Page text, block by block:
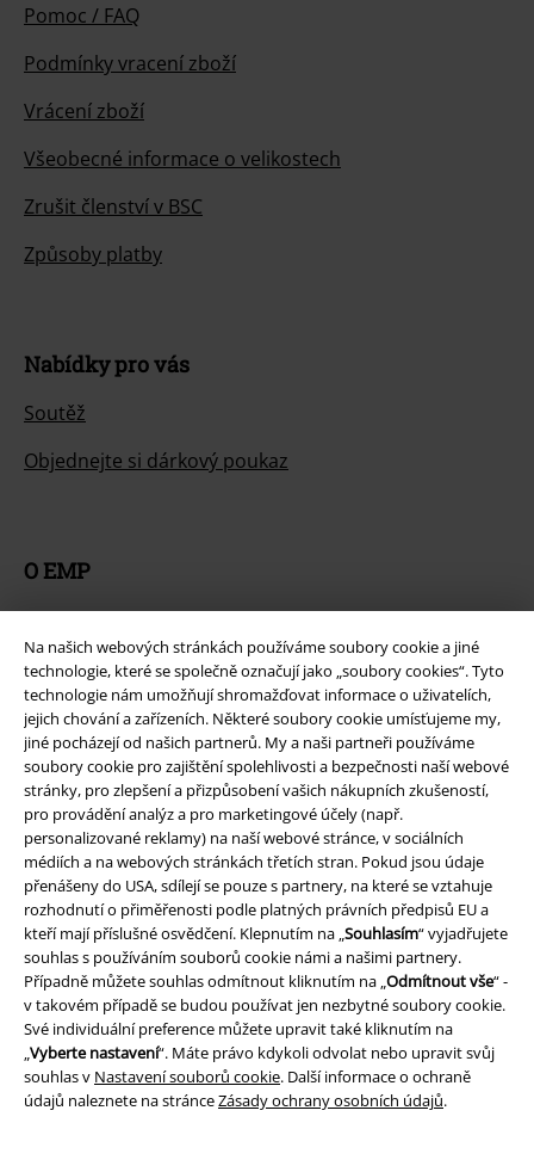
Na našich webových stránkách používáme soubory cookie a jiné
technologie, které se společně označují jako „soubory cookies“. Tyto
technologie nám umožňují shromažďovat informace o uživatelích,
jejich chování a zařízeních. Některé soubory cookie umísťujeme my,
jiné pocházejí od našich partnerů. My a naši partneři používáme
soubory cookie pro zajištění spolehlivosti a bezpečnosti naší webové
stránky, pro zlepšení a přizpůsobení vašich nákupních zkušeností,
pro provádění analýz a pro marketingové účely (např.
personalizované reklamy) na naší webové stránce, v sociálních
médiích a na webových stránkách třetích stran. Pokud jsou údaje
přenášeny do USA, sdílejí se pouze s partnery, na které se vztahuje
rozhodnutí o přiměřenosti podle platných právních předpisů EU a
kteří mají příslušné osvědčení. Klepnutím na „Souhlasím“ vyjadřujete
souhlas s používáním souborů cookie námi a našimi partnery.
Případně můžete souhlas odmítnout kliknutím na „Odmítnout vše“ -
v takovém případě se budou používat jen nezbytné soubory cookie.
Své individuální preference můžete upravit také kliknutím na
„Vyberte nastavení“. Máte právo kdykoli odvolat nebo upravit svůj
souhlas v Nastavení souborů cookie. Další informace o ochraně
údajů naleznete na stránceZásady ochrany osobních údajů.
Pomoc / FAQ
Podmínky vracení zboží
Vrácení zboží
Všeobecné informace o velikostech
Zrušit členství v BSC
Způsoby platby
Nabídky pro vás
Soutěž
Objednejte si dárkový poukaz
O EMP
Udržitelnost
Staňte se součástí komunity!
Způsoby platby